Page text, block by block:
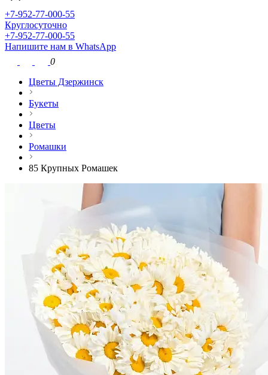
+7-952-77-000-55
Круглосуточно
+7-952-77-000-55
Напишите нам в WhatsApp
0
Цветы Дзержинск
Букеты
Цветы
Ромашки
85 Крупных Ромашек